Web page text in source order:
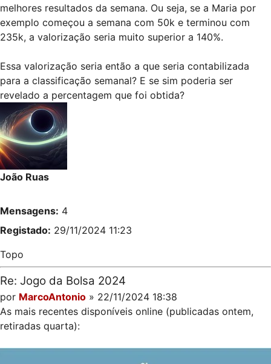
melhores resultados da semana. Ou seja, se a Maria por
exemplo começou a semana com 50k e terminou com
235k, a valorização seria muito superior a 140%.
Essa valorização seria então a que seria contabilizada
para a classificação semanal? E se sim poderia ser
revelado a percentagem que foi obtida?
João Ruas
Mensagens: 4
Registado: 29/11/2024 11:23
Topo
Re: Jogo da Bolsa 2024
por MarcoAntonio » 22/11/2024 18:38
As mais recentes disponíveis online (publicadas ontem,
retiradas quarta):